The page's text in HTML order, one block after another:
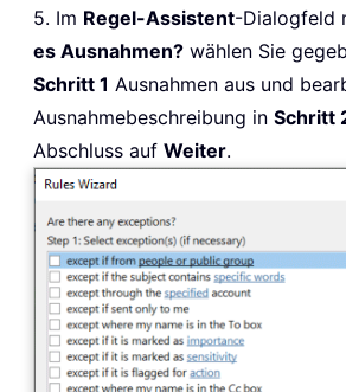
5. Im Regel-Assistent-Dialogfeld
es Ausnahmen? wählen Sie
Schritt 1 Ausnahmen aus und
Ausnahmebeschreibung in Schritt
Abschluss auf Weiter.